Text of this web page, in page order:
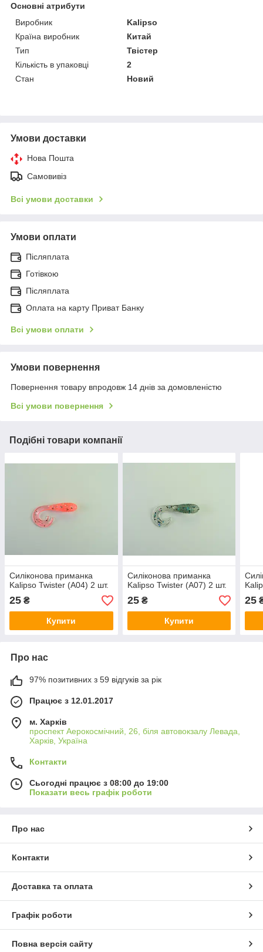
Основні атрибути
Виробник
Kalipso
Країна виробник
Китай
Тип
Твістер
Кількість в упаковці
2
Стан
Новий
Умови доставки
Нова Пошта
Самовивіз
Всі умови доставки
Умови оплати
Післяплата
Готівкою
Післяплата
Оплата на карту Приват Банку
Всі умови оплати
Умови повернення
Повернення товару впродовж 14 днів за домовленістю
Всі умови повернення
Подібні товари компанії
Силіконова приманка
Kalipso Twister (A04) 2 шт.
25 ₴
Купити
Силіконова приманка
Kalipso Twister (A07) 2 шт.
25₴
Купити
25
Про нас
97% позитивних з 59 відгуків за рік
Працює з 12.01.2017
м. Харків
проспект Аерокосмічний, 26, біля автовокзалу Левада,
Харків, Україна
Контакти
Сьогодні працює з 08:00 до 19:00
Показати весь графік роботи
Про нас
Контакти
Доставка та оплата
Графік роботи
Повна версія сайту